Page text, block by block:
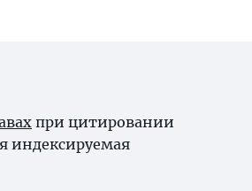
при цитировании
индексируемая